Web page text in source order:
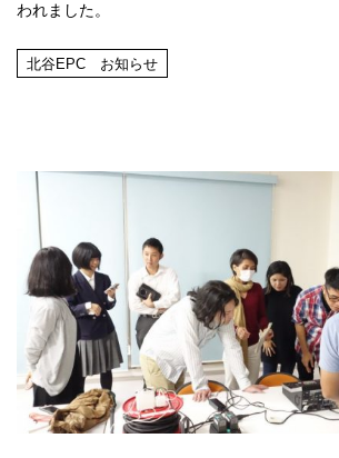
われました。
北谷EPC お知らせ